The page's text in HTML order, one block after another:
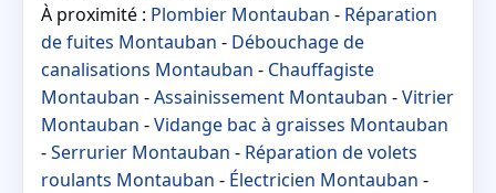
À proximité : Plombier Montauban - Réparation
de fuites Montauban - Débouchage de
canalisations Montauban - Chauffagiste
Montauban -Assainissement Montauban -Vitrier
Montauban -Vidange bac à graisses Montauban
-Serrurier Montauban - Réparation de volets
roulants Montauban - Électricien Montauban -